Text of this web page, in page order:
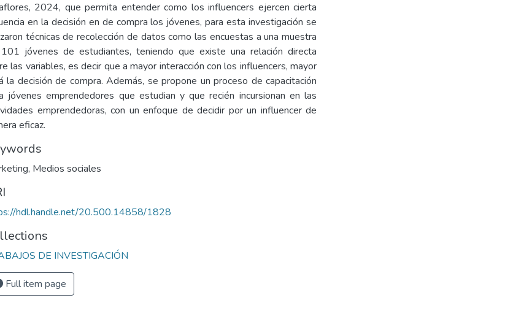
2024, que permita entender como los influencers ejercen cierta
en la decisión en de compra los jóvenes, para esta investigación se
técnicas de recolección de datos como las encuestas a una muestra
jóvenes de estudiantes, teniendo que existe una relación directa
las variables, es decir que a mayor interacción con los influencers, mayor
la decisión de compra. Además, se propone un proceso de capacitación
jóvenes emprendedores que estudian y que recién incursionan en las
emprendedoras, con un enfoque de decidir por un influencer de
eficaz.
, Medios sociales
hdl.handle.net/20.500.14858/1828
DE INVESTIGACIÓN
Full item page